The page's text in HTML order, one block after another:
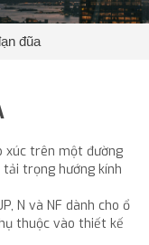
đũa
xúc trên một đường
trọng hướng kính
N và NF dành cho ổ
thuộc vào thiết kế